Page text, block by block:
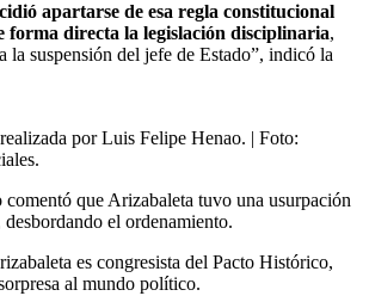
apartarse de esa regla constitucional
forma directa la legislación disciplinaria,
la suspensión del jefe de Estado”, indicó la
por Luis Felipe Henao. | Foto:
comentó que Arizabaleta tuvo una usurpación
desbordando el ordenamiento.
es congresista del Pacto Histórico,
al mundo político.